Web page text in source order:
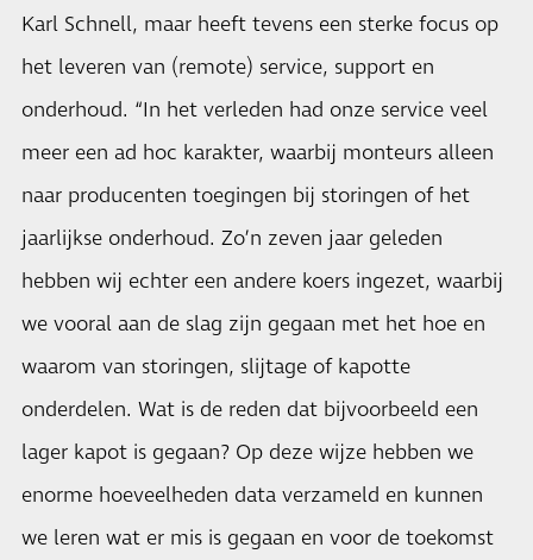
Karl Schnell, maar heeft tevens een sterke focus op
het leveren van (remote) service, support en
onderhoud. “In het verleden had onze service veel
meer een ad hoc karakter, waarbij monteurs alleen
naar producenten toegingen bij storingen of het
jaarlijkse onderhoud. Zo’n zeven jaar geleden
hebben wij echter een andere koers ingezet, waarbij
we vooral aan de slag zijn gegaan met het hoe en
waarom van storingen, slijtage of kapotte
onderdelen. Wat is de reden dat bijvoorbeeld een
lager kapot is gegaan? Op deze wijze hebben we
enorme hoeveelheden data verzameld en kunnen
we leren wat er mis is gegaan en voor de toekomst